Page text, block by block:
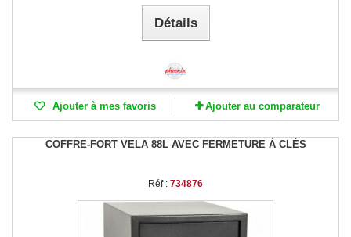
Détails
Ajouter à mes favoris Ajouter au comparateur
COFFRE-FORT VELA 88L AVEC FERMETURE À CLÉS
Réf : 734876